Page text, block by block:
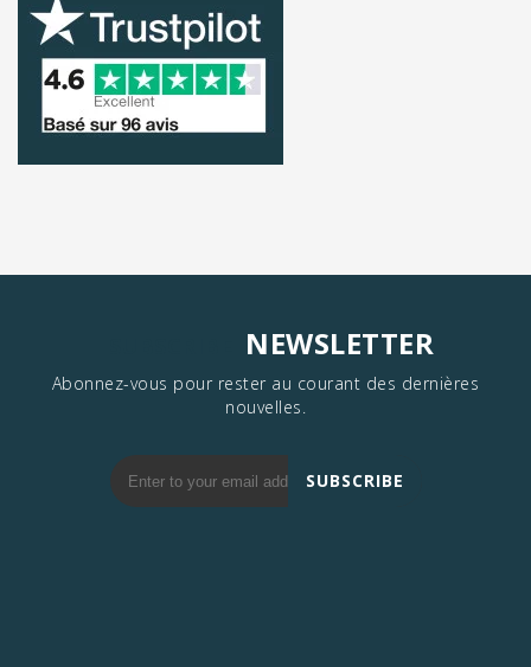
NEWSLETTER
Abonnez-vous pour rester au courant des dernières
nouvelles.
SUBSCRIBE